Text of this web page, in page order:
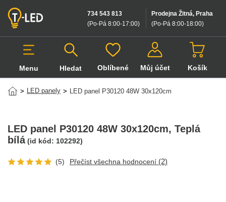
Prodejna Žitná, Praha
(Po-Pá 8:00-18:00)
734 543 813
(Po-Pá 8:00-17:00)
Menu Hledat
Hledat v produktech
Oblíbené Můj účet Košík
> LED panely > LED panel P30120 48W 30x120cm
LED panel P30120 48W 30x120cm, Teplá
bílá (id kód: 102292)
(5) Přečíst všechna hodnocení (2)